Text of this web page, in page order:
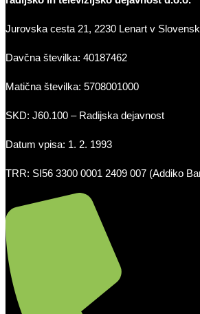
Jurovska cesta 21, 2230 Lenart v
Davčna številka: 40187462
Matična številka: 5708001000
SKD: J60.100 – Radijska dejavnost
Datum vpisa: 1. 2. 1993
TRR: SI56 3300 0001 2409 007 (Addiko